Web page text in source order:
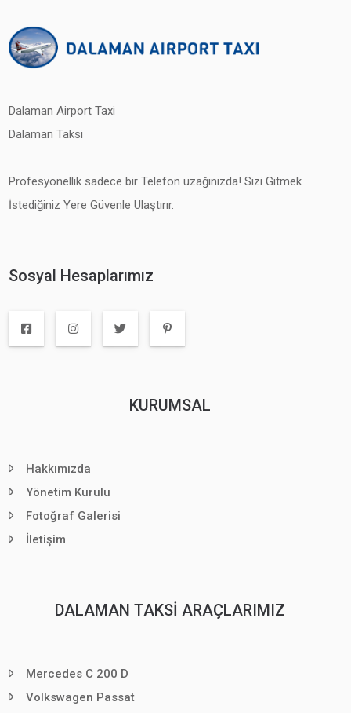
Dalaman Airport Taxi
Dalaman Taksi
Profesyonellik sadece bir Telefon uzağınızda! Sizi Gitmek
İstediğiniz Yere Güvenle Ulaştırır.
Sosyal Hesaplarımız
KURUMSAL
Hakkımızda
Yönetim Kurulu
Fotoğraf Galerisi
İletişim
DALAMAN TAKSI ARAÇLARIMIZ
Mercedes C 200 D
Volkswagen Passat